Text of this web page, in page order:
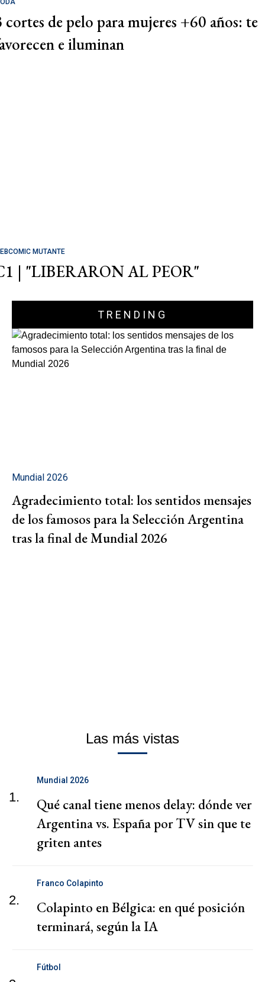
cortes de pelo para mujeres +60 años: te
e iluminan
MUTANTE
| "LIBERARON AL PEOR"
TRENDING
Mundial 2026
Agradecimiento total: los sentidos mensajes
de los famosos para la Selección Argentina
tras la final de Mundial 2026
Las más vistas
1.
Mundial 2026
Qué canal tiene menos delay: dónde ver
Argentina vs. España por TV sin que te
griten antes
2.
Franco Colapinto
Colapinto en Bélgica: en qué posición
terminará, según la IA
Fútbol